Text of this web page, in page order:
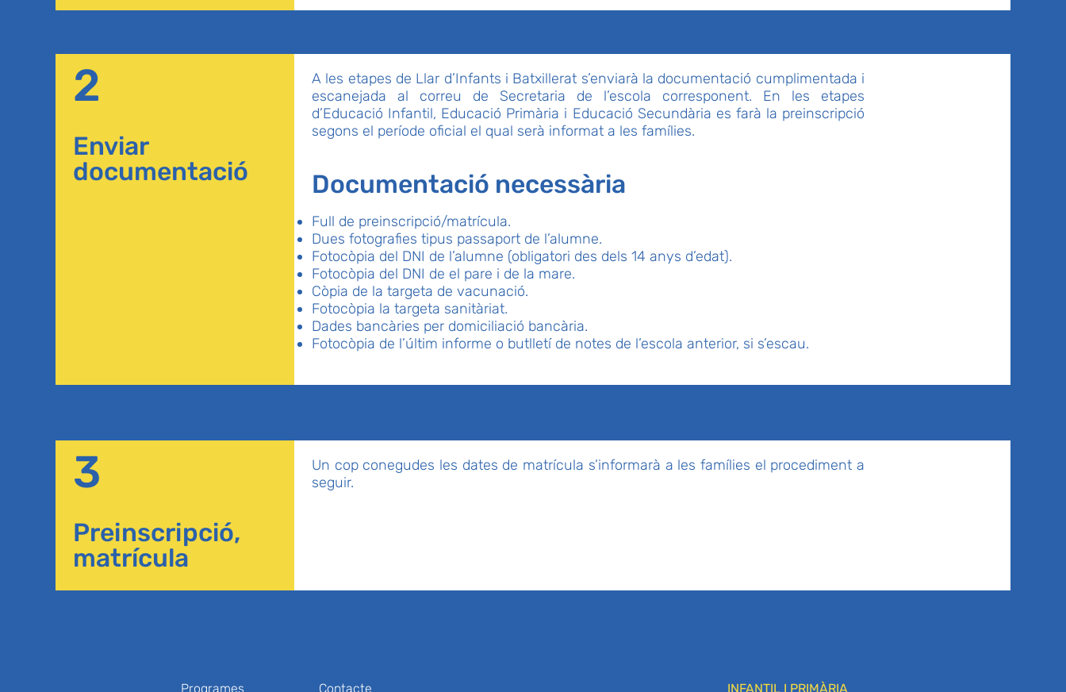
2
Enviar
documentació
A les etapes de Llar d’Infants i Batxillerat s’enviarà la documentació cumplimentada i
escanejada al correu de Secretaria de l’escola corresponent. En les etapes
d’Educació Infantil, Educació Primària i Educació Secundària es farà la preinscripció
segons el període oficial el qual serà informat a les famílies.
Documentació necessària
Full de preinscripció/matrícula.
Dues fotografies tipus passaport de l’alumne.
Fotocòpia del DNI de l’alumne (obligatori des dels 14 anys d’edat).
Fotocòpia del DNI de el pare i de la mare.
Còpia de la targeta de vacunació.
Fotocòpia la targeta sanitàriat.
Dades bancàries per domiciliació bancària.
Fotocòpia de l’últim informe o butlletí de notes de l’escola anterior, si s’escau.
3
Preinscripció,
matrícula
Un cop conegudes les dates de matrícula s’informarà a les famílies el procediment a
seguir.
Programes Contacte INFANTIL I PRIMÀRIA